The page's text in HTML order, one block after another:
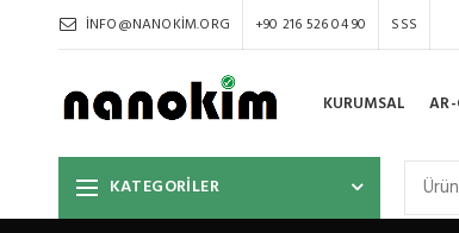
INFO@NANOKIM.ORG +90 216 526 04 90 SSS
KURUMSAL AR-
KATEGORİLER